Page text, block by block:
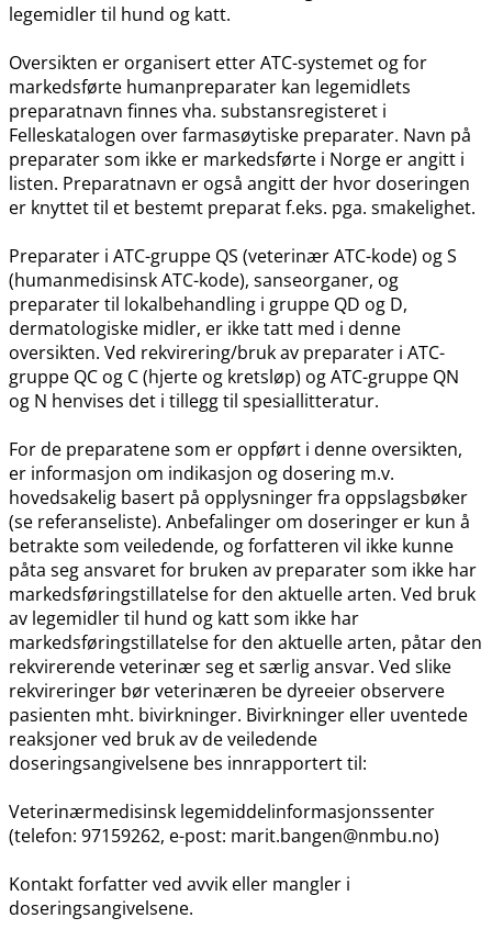
legemidler til hund og katt.
Oversikten er organisert etter ATC-systemet og for
markedsførte humanpreparater kan legemidlets
preparatnavn finnes vha. substansregisteret i
Felleskatalogen over farmasøytiske preparater. Navn på
preparater som ikke er markedsførte i Norge er angitt i
listen. Preparatnavn er også angitt der hvor doseringen
er knyttet til et bestemt preparat f.eks. pga. smakelighet.
Preparater i ATC-gruppe QS (veterinær ATC-kode) og S
(humanmedisinsk ATC-kode), sanseorganer, og
preparater til lokalbehandling i gruppe QD og D,
dermatologiske midler, er ikke tatt med i denne
oversikten. Ved rekvirering​/​bruk av preparater i ATC-
gruppe QC og C (hjerte og kretsløp) og ATC-gruppe QN
og N henvises det i tillegg til spesiallitteratur.
For de preparatene som er oppført i denne oversikten,
er informasjon om indikasjon og dosering m.v.
hovedsakelig basert på opplysninger fra oppslagsbøker
(se referanseliste). Anbefalinger om doseringer er kun å
betrakte som veiledende, og forfatteren vil ikke kunne
påta seg ansvaret for bruken av preparater som ikke har
markedsføringstillatelse for den aktuelle arten. Ved bruk
av legemidler til hund og katt som ikke har
markedsføringstillatelse for den aktuelle arten, påtar den
rekvirerende veterinær seg et særlig ansvar. Ved slike
rekvireringer bør veterinæren be dyreeier observere
pasienten mht. bivirkninger. Bivirkninger eller uventede
reaksjoner ved bruk av de veiledende
doseringsangivelsene bes innrapportert til:
Veterinærmedisinsk legemiddelinformasjonssenter
(telefon: 97159262, e-post: marit.bangen@nmbu.no)
Kontakt forfatter ved avvik eller mangler i
doseringsangivelsene.